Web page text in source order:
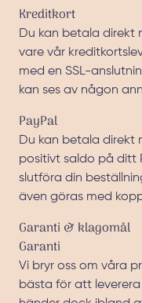
Kreditkort
Du kan betala direkt
vare vår
med en SSL-
kan ses av någon
PayPal
Du kan betala direkt
positivt saldo på ditt
slutföra din
även göras med
Garanti & klagomål
Garanti
Vi bryr oss om våra
bästa för att